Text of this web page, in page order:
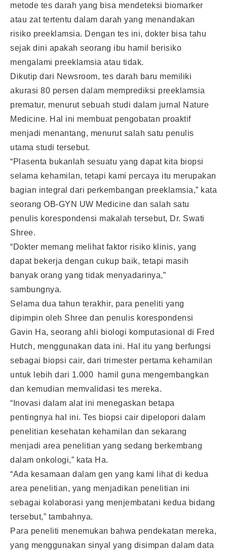
metode tes darah yang bisa mendeteksi biomarker
atau zat tertentu dalam darah yang menandakan
risiko preeklamsia. Dengan tes ini, dokter bisa tahu
sejak dini apakah seorang ibu hamil berisiko
mengalami preeklamsia atau tidak.
Dikutip dari Newsroom, tes darah baru memiliki
akurasi 80 persen dalam memprediksi preeklamsia
prematur, menurut sebuah studi dalam jurnal Nature
Medicine. Hal ini membuat pengobatan proaktif
menjadi menantang, menurut salah satu penulis
utama studi tersebut.
“Plasenta bukanlah sesuatu yang dapat kita biopsi
selama kehamilan, tetapi kami percaya itu merupakan
bagian integral dari perkembangan preeklamsia,” kata
seorang OB-GYN UW Medicine dan salah satu
penulis korespondensi makalah tersebut, Dr. Swati
Shree.
“Dokter memang melihat faktor risiko klinis, yang
dapat bekerja dengan cukup baik, tetapi masih
banyak orang yang tidak menyadarinya,”
sambungnya.
Selama dua tahun terakhir, para peneliti yang
dipimpin oleh Shree dan penulis korespondensi
Gavin Ha, seorang ahli biologi komputasional di Fred
Hutch, menggunakan data ini. Hal itu yang berfungsi
sebagai biopsi cair, dari trimester pertama kehamilan
untuk lebih dari 1.000 hamil guna mengembangkan
dan kemudian memvalidasi tes mereka.
“Inovasi dalam alat ini menegaskan betapa
pentingnya hal ini. Tes biopsi cair dipelopori dalam
penelitian kesehatan kehamilan dan sekarang
menjadi area penelitian yang sedang berkembang
dalam onkologi,” kata Ha.
“Ada kesamaan dalam gen yang kami lihat di kedua
area penelitian, yang menjadikan penelitian ini
sebagai kolaborasi yang menjembatani kedua bidang
tersebut,” tambahnya.
Para peneliti menemukan bahwa pendekatan mereka,
yang menggunakan sinyal yang disimpan dalam data